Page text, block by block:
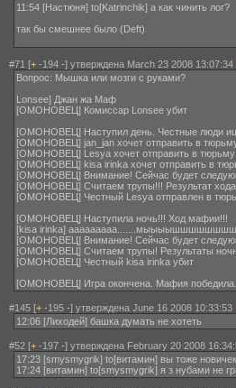
11:54 [Настюня] to[Katrinchik] а как чинить лог?
так бы смешнее было (Deft)
#71 [+ -194 -] утверждена March 23 2008 13:07:34
Вопрос: Мышка или мозги с руками?
Lonsee] Джан жа Маф
[ОМОНОВЕЦ] Комиcсар Lonsee убит
[ОМОНОВЕЦ] Наступил день. Честные люди
[ОМОНОВЕЦ] jan_jan xочет отправить в
[ОМОНОВЕЦ] Lesya xочет отправить в тюрьму
[ОМОНОВЕЦ] kisa irinka xочет отправить в
[ОМОНОВЕЦ] Внимание! Сейчас будет
[ОМОНОВЕЦ] Считаем трупы!!! Результат хода
[ОМОНОВЕЦ] Честный Lesya отправлен в
[ОМОНОВЕЦ] Наступила ночь!!! Ход мафии!!!
[kisa irinka]
[ОМОНОВЕЦ] Внимание! Сейчас будет
[ОМОНОВЕЦ] Считаем трупы! Результаты
[ОМОНОВЕЦ] Честный kisa irinka убит
[ОМОНОВЕЦ] Игра окончена. Мафия победила.
#145 [+ -195 -] утверждена June 16 2008 10:33:53
12:06 [Лиходей] башка думать не хотеть
#52 [+ -197 -] утверждена February 20 2008
17:23 [smysmygrik] to[витамин] вы тоже
17:24 [витамин] to[smysmygrik] я з нубами не